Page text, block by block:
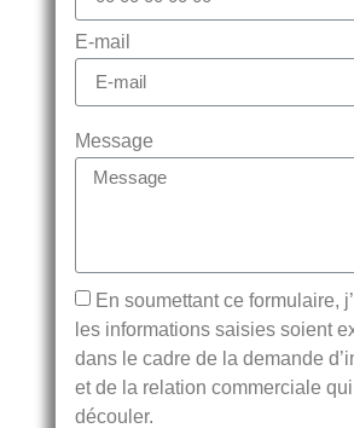
E-mail
Message
En soumettant ce formulaire,
les informations saisies soient
dans le cadre de la demande
et de la relation commerciale
découler.